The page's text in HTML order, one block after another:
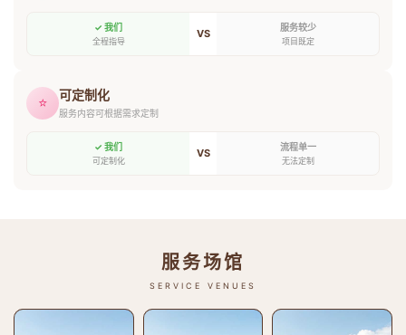
✓ 我们
全程指导
VS 服务较少
项目既定
⭐ 可定制化
服务内容可根据需求定制
✓ 我们
可定制化
VS 流程单一
无法定制
服务场馆
SERVICE VENUES